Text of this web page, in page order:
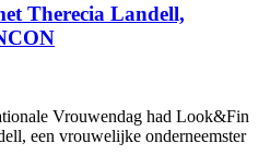
Therecia Landell,
Vrouwendag had Look&Fin
een vrouwelijke onderneemster